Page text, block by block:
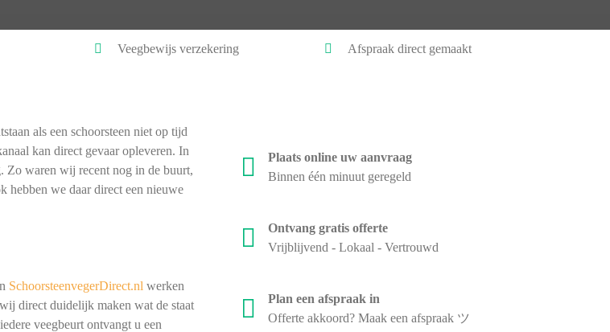
Veegbewijs verzekering Afspraak direct gemaakt
als een schoorsteen niet op tijd
kan direct gevaar opleveren. In
Zo waren wij recent nog in de buurt,
hebben we daar direct een nieuwe
SchoorsteenvegerDirect.nl werken
direct duidelijk maken wat de staat
veegbeurt ontvangt u een
Plaats online uw aanvraag
Binnen één minuut geregeld
Ontvang gratis offerte
Vrijblijvend - Lokaal - Vertrouwd
Plan een afspraak in
Offerte akkoord? Maak een afspraak ツ